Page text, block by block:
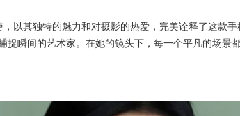
以其独特的魅力和对摄影的热爱，完美诠释了这款
捉瞬间的艺术家。在她的镜头下，每一个平凡的场景